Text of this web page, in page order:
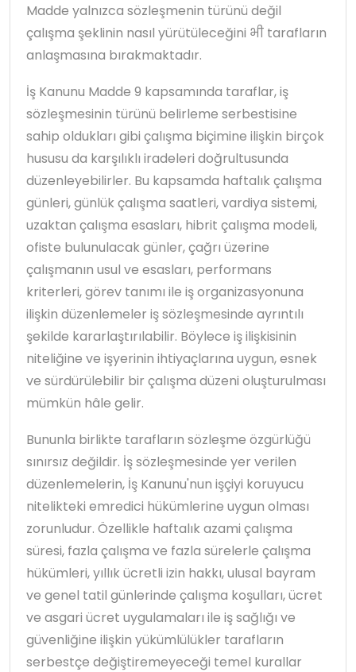
Madde yalnızca sözleşmenin türünü değil
çalışma şeklinin nasıl yürütüleceğini भी tarafların
anlaşmasına bırakmaktadır.
İş Kanunu Madde 9 kapsamında taraflar, iş
sözleşmesinin türünü belirleme serbestisine
sahip oldukları gibi çalışma biçimine ilişkin birçok
hususu da karşılıklı iradeleri doğrultusunda
düzenleyebilirler. Bu kapsamda haftalık çalışma
günleri, günlük çalışma saatleri, vardiya sistemi,
uzaktan çalışma esasları, hibrit çalışma modeli,
ofiste bulunulacak günler, çağrı üzerine
çalışmanın usul ve esasları, performans
kriterleri, görev tanımı ile iş organizasyonuna
ilişkin düzenlemeler iş sözleşmesinde ayrıntılı
şekilde kararlaştırılabilir. Böylece iş ilişkisinin
niteliğine ve işyerinin ihtiyaçlarına uygun, esnek
ve sürdürülebilir bir çalışma düzeni oluşturulması
mümkün hâle gelir.
Bununla birlikte tarafların sözleşme özgürlüğü
sınırsız değildir. İş sözleşmesinde yer verilen
düzenlemelerin, İş Kanunu'nun işçiyi koruyucu
nitelikteki emredici hükümlerine uygun olması
zorunludur. Özellikle haftalık azami çalışma
süresi, fazla çalışma ve fazla sürelerle çalışma
hükümleri, yıllık ücretli izin hakkı, ulusal bayram
ve genel tatil günlerinde çalışma koşulları, ücret
ve asgari ücret uygulamaları ile iş sağlığı ve
güvenliğine ilişkin yükümlülükler tarafların
serbestçe değiştiremeyeceği temel kurallar